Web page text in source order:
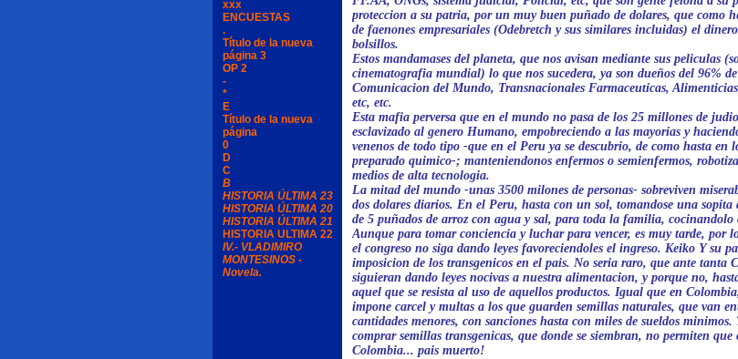
xxx
ENCUESTAS
.
Título de la nueva
página 3
OP 2
-
*
E
Título de la nueva
página
0
D
C
B
HISTORIA ÚLTIMA 23
HISTORIA ÚLTIMA 20
HISTORIA ÚLTIMA 21
HISTORIA ULTIMA 22
IV.- VLADIMIRO
MONTESINOS -
Novela.
proteccion a su patria, por un muy buen puñado de dolares, que como
de faenones empresariales (Odebretch y sus similares incluidas) el
bolsillos.
Estos mandamases del planeta, que nos avisan mediante sus peliculas
cinematografia mundial) lo que nos sucedera, ya son dueños del 96%
Comunicacion del Mundo, Transnacionales Farmaceuticas,
etc, etc.
Esta mafia perversa que en el mundo no pasa de los 25 millones de
esclavizado al genero Humano, empobreciendo a las mayorias y
venenos de todo tipo -que en el Peru ya se descubrio, de como hasta en
preparado quimico-; manteniendonos enfermos o semienfermos,
medios de alta tecnologia.
La mitad del mundo -unas 3500 milones de personas- sobreviven
dos dolares diarios. En el Peru, hasta con un sol, tomandose una
de 5 puñados de arroz con agua y sal, para toda la familia, cocinandolo
Aunque para tomar conciencia y luchar para vencer, es muy tarde, por
el congreso no siga dando leyes favoreciendoles el ingreso. Keiko Y su
imposicion de los transgenicos en el pais. No seria raro, que ante tanta
siguieran dando leyes nocivas a nuestra alimentacion, y porque no,
aquel que se resista al uso de aquellos productos. Igual que en
impone carcel y multas a los que guarden semillas naturales, que van
cantidades menores, con sanciones hasta con miles de sueldos
comprar semillas transgenicas, que donde se siembran, no permiten
Colombia... pais muerto!